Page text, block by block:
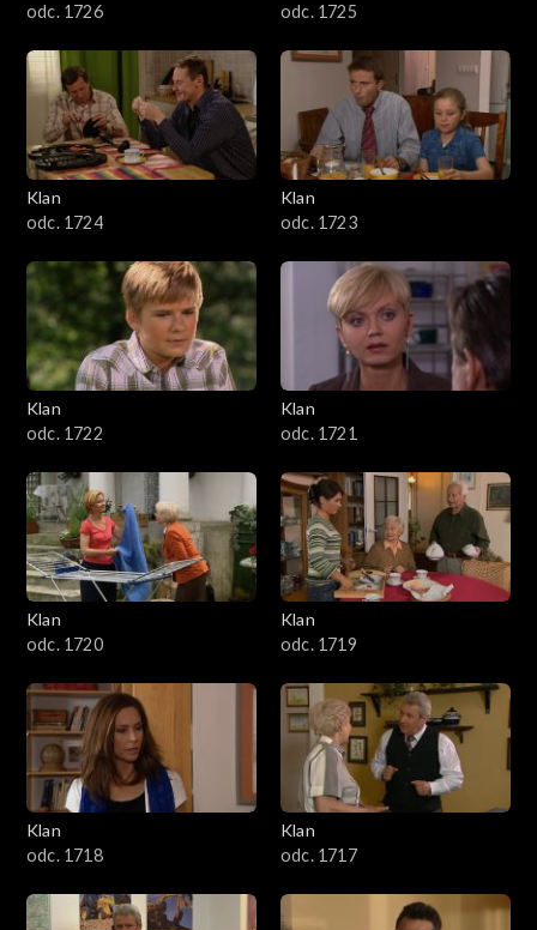
odc. 1726
odc. 1725
Klan
odc. 1724
Klan
odc. 1723
Klan
odc. 1722
Klan
odc. 1721
Klan
odc. 1720
Klan
odc. 1719
Klan
odc. 1718
Klan
odc. 1717